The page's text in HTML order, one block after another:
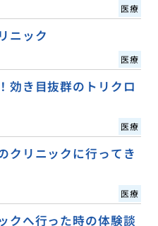
医療
ニック
医療
効き目抜群のトリクロ
医療
クリニックに行ってき
医療
クへ行った時の体験談